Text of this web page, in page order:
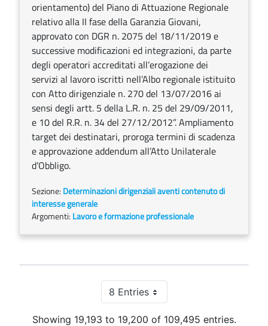
orientamento) del Piano di Attuazione Regionale
relativo alla II fase della Garanzia Giovani,
approvato con DGR n. 2075 del 18/11/2019 e
successive modificazioni ed integrazioni, da parte
degli operatori accreditati all’erogazione dei
servizi al lavoro iscritti nell’Albo regionale istituito
con Atto dirigenziale n. 270 del 13/07/2016 ai
sensi degli artt. 5 della L.R. n. 25 del 29/09/2011,
e 10 del R.R. n. 34 del 27/12/2012”. Ampliamento
target dei destinatari, proroga termini di scadenza
e approvazione addendum all’Atto Unilaterale
d’Obbligo.
Sezione: Determinazioni dirigenziali aventi contenuto di
interesse generale
Argomenti: Lavoro e formazione professionale
8 EntriesPer Page
Showing 19,193 to 19,200 of 109,495 entries.